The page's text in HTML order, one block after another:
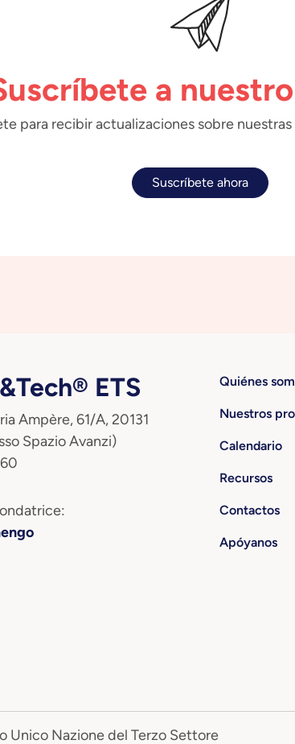
a
para recibir actualizaciones sobre
Suscríbete ahora
ETS
Ampère, 61/A, 20131
Spazio Avanzi)
Quiénes
Nuestros
Calendario
Recursos
Contactos
Apóyanos
Unico Nazione del Terzo Settore